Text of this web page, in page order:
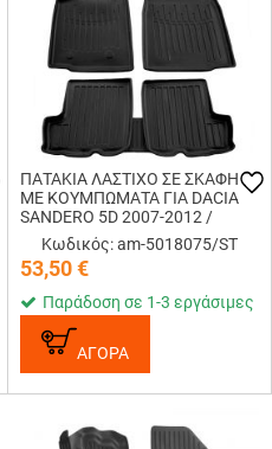
ΠΑΤΑΚΙA ΛΑΣΤΙΧΟ ΣΕ ΣΚΑΦΗ
ME KOYMΠΩΜΑΤΑ ΓΙΑ DACIA
SANDERO 5D 2007-2012 /
SANDERO STEPWAY 5D 2008-
2012 RACE AXION - 5 Τεμ.
Κωδικός: am-5018075/ST
53,50€
Παράδοση σε 1-3 εργάσιμες
ΑΓΟΡΑ